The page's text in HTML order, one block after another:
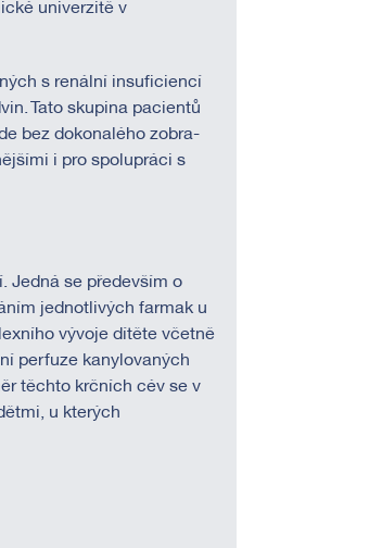
univerzitě v
s renální insuficiencí
Tato skupina pacientů
bez dokonalého zobra-
i pro spolupráci s
Jedná se především o
jednotlivých farmak u
vývoje dítěte včetně
perfuze kanylovaných
těchto krčních cév se v
u kterých